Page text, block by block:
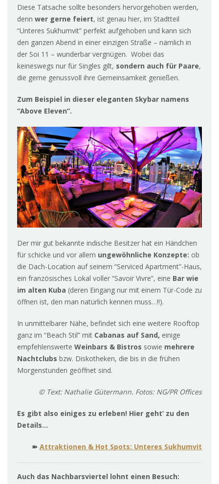
Diese Tatsache sollte besonders hervorgehoben werden,
denn wer gerne feiert, ist genau hier, im Stadtteil
“Unteres Sukhumvit” perfekt aufgehoben und kann sich
den ganzen Abend in einer einzigen Straße – nämlich in
der Soi 11 – wunderbar vergnügen. Wobei das
keineswegs nur für Singles gilt, sondern auch für Paare,
die gerne genussvoll ihre Gemeinsamkeit genießen.
Zum Beispiel in dieser eleganten Skybar namens
“Above Eleven”.
Der mir gut bekannte indische Besitzer hat ein Händchen
für schicke und vor allem ungewöhnliche Konzepte: ob
die Dach-Location auf seinem “Serviced Apartment”-Haus,
ein französisches Lokal voller “Savoir Vivre”, eine Bar wie
im alten Kuba (deren Eingang nur mit einem Tür-Code zu
öffnen ist, den man natürlich kennen muss…!!).
In unmittelbarer Nähe, befindet sich eine weitere Rooftop
ganz im “Beach Stil” mit Cabanas auf Sand, einige
empfehlenswerte Weinbars & Bistros sowie mehrere
Nachtclubs bzw. Diskotheken, die bis in die frühen
Morgenstunden geöffnet sind.
© Text: Nathalie Gütermann. Fotos: NG/PR Offices
Es gibt also einiges zu erleben! Hier geht’ zu den
Details…
➽ Attraktionen & Hot Spots: Unteres Sukhumvit
Auch das Nachbarsviertel lohnt einen Besuch: